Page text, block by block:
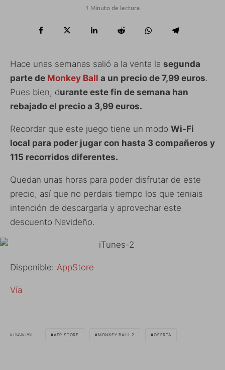
1 Minuto de lectura
Hace unas semanas salió a la venta la segunda
parte de Monkey Ball a un precio de 7,99 euros.
Pues bien, durante este fin de semana han
rebajado el precio a 3,99 euros.
Recordar que este juego tiene un modo Wi-Fi
local para poder jugar con hasta 3 compañeros y
115 recorridos diferentes.
Quedan unas horas para poder disfrutar de este
precio, así que no perdais tiempo los que teniais
intención de descargarla y aprovechar este
descuento Navideño.
Disponible: AppStore
Vía
ETIQUETAS APP STORE MONKEY BALL 2 OFERTA